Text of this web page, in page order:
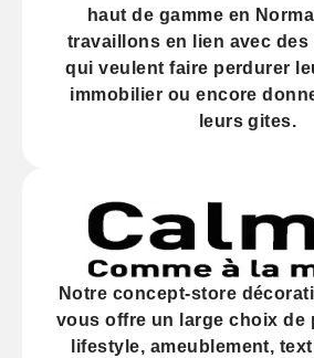
haut de gamme en
travaillons en lien avec
qui veulent faire perdurer
immobilier ou encore
leurs gites.
Notre concept-store
vous offre un large choix de
lifestyle, ameublement,